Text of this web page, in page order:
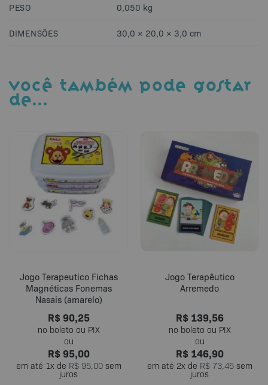
PESO 0,050 kg
DIMENSÕES 30,0 × 20,0 × 3,0 cm
VOCÊ TAMBÉM PODE GOSTAR
DE…
Jogo Terapeutico Fichas
Magnéticas Fonemas
Nasais (amarelo)
R$90,25
R$95,00
em até 1x de R$95,00sem
juros
Jogo Terapêutico
Arremedo
R$139,56
R$146,90
em até 2x de R$73,45sem
juros